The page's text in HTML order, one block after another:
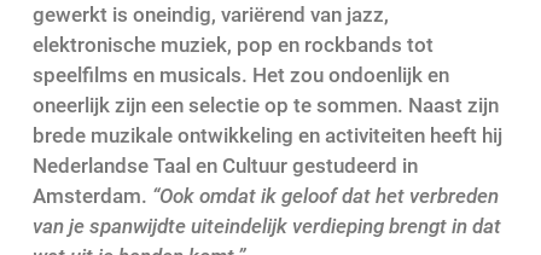
gewerkt is oneindig, variërend van jazz,
elektronische muziek, pop en rockbands tot
speelfilms en musicals. Het zou ondoenlijk en
oneerlijk zijn een selectie op te sommen. Naast zijn
brede muzikale ontwikkeling en activiteiten heeft hij
Nederlandse Taal en Cultuur gestudeerd in
Amsterdam. “Ook omdat ik geloof dat het verbreden
van je spanwijdte uiteindelijk verdieping brengt in dat